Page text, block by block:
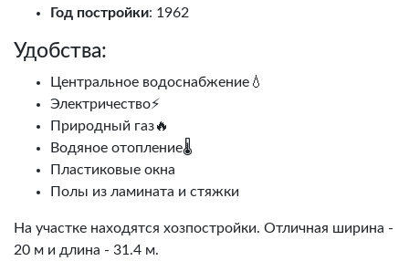
Год постройки: 1962
Удобства:
Центральное водоснабжение💧
Электричество⚡
Природный газ🔥
Водяное отопление🌡️
Пластиковые окна
Полы из ламината и стяжки
На участке находятся хозпостройки. Отличная ширина -
20 м и длина - 31.4 м.